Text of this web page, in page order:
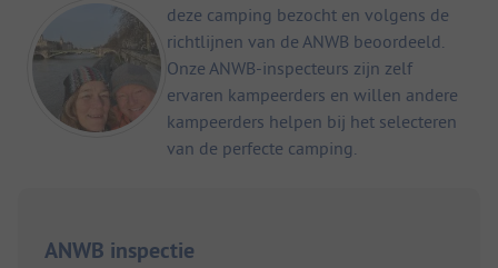
deze camping bezocht en volgens de
richtlijnen van de ANWB beoordeeld.
Onze ANWB-inspecteurs zijn zelf
ervaren kampeerders en willen andere
kampeerders helpen bij het selecteren
van de perfecte camping.
ANWB inspectie